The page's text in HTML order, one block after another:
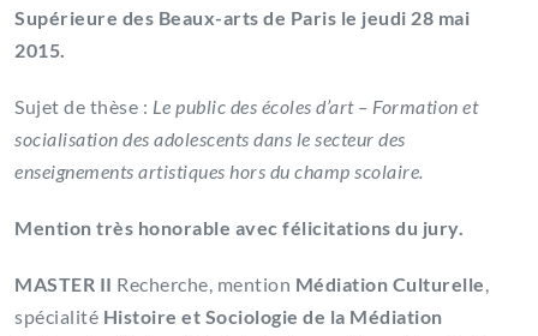
Supérieure des Beaux-arts de Paris le jeudi 28 mai
2015.
Sujet de thèse : Le public des écoles d’art – Formation et
socialisation des adolescents dans le secteur des
enseignements artistiques hors du champ scolaire.
Mention très honorable avec félicitations du jury.
MASTER II Recherche, mention Médiation Culturelle,
spécialité Histoire et Sociologie de la Médiation